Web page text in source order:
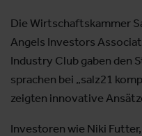
Die Wirtschaftskammer
Angels Investors
Industry Club gaben den
sprachen bei „salz21
zeigten innovative
Investoren wie Niki